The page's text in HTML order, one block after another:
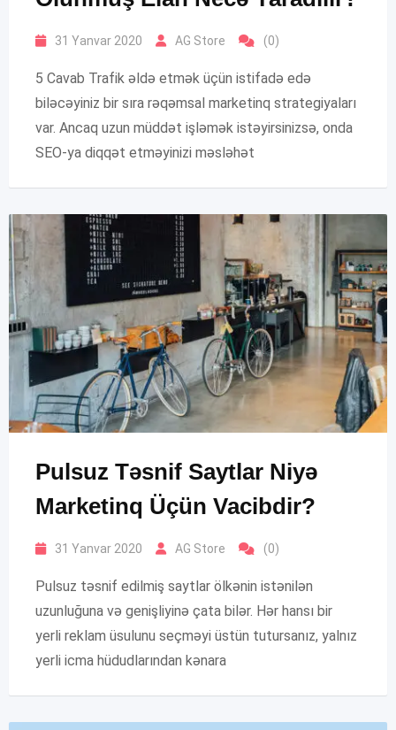
31 Yanvar 2020 AG Store (0)
5 Cavab Trafik əldə etmək üçün istifadə edə
biləcəyiniz bir sıra rəqəmsal marketinq strategiyaları
var. Ancaq uzun müddət işləmək istəyirsinizsə, onda
SEO-ya diqqət etməyinizi məsləhət
Pulsuz Təsnif Saytlar Niyə
Marketinq Üçün Vacibdir?
31 Yanvar 2020 AG Store (0)
Pulsuz təsnif edilmiş saytlar ölkənin istənilən
uzunluğuna və genişliyinə çata bilər. Hər hansı bir
yerli reklam üsulunu seçməyi üstün tutursanız, yalnız
yerli icma hüdudlarından kənara